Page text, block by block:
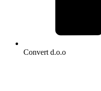
Convert d.o.o